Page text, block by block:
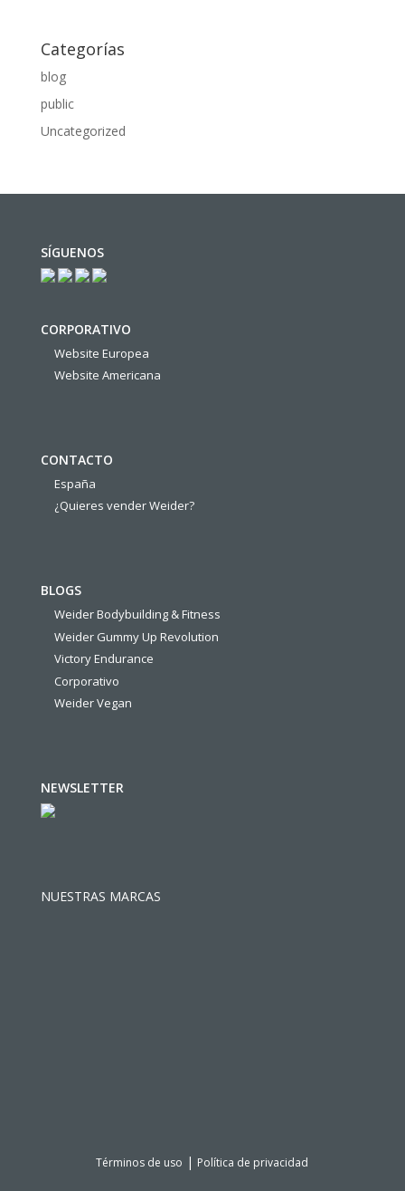
Categorías
blog
public
Uncategorized
SÍGUENOS
CORPORATIVO
Website Europea
Website Americana
CONTACTO
España
¿Quieres vender Weider?
BLOGS
Weider Bodybuilding & Fitness
Weider Gummy Up Revolution
Victory Endurance
Corporativo
Weider Vegan
NEWSLETTER
NUESTRAS MARCAS
Términos de uso | Política de privacidad